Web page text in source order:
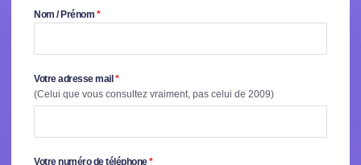
Nom / Prénom *
Votre adresse mail *
(Celui que vous consultez vraiment, pas celui de 2009)
Votre numéro de téléphone*